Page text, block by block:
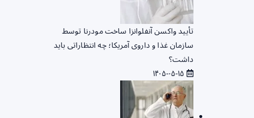
تأیید واکسن آنفلوانزا ساخت مودرنا توسط
سازمان غذا و داروی آمریکا؛ چه انتظاراتی باید
داشت؟